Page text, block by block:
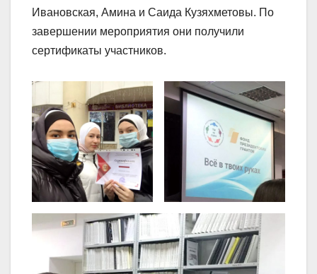
Ивановская, Амина и Саида Кузяхметовы. По
завершении мероприятия они получили
сертификаты участников.